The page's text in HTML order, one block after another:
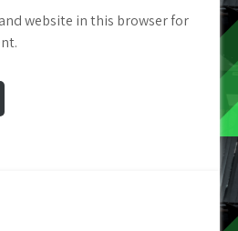
website in this browser for